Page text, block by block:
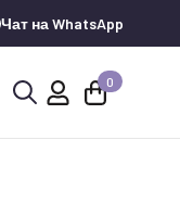
Чат на WhatsApp
0